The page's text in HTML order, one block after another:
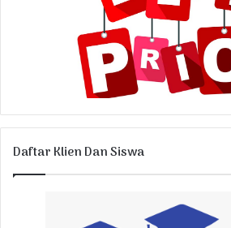
Daftar Klien Dan Siswa